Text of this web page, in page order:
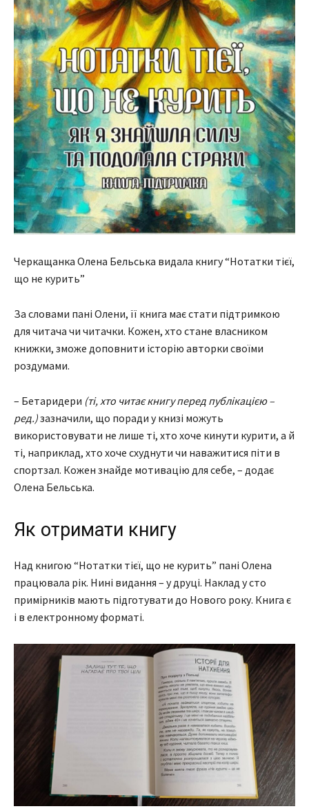
Черкащанка Олена Бельська видала книгу “Нотатки тієї,
що не курить”
За словами пані Олени, її книга має стати підтримкою
для читача чи читачки. Кожен, хто стане власником
книжки, зможе доповнити історію авторки своїми
роздумами.
– Бетаридери (ті, хто читає книгу перед публікацією –
ред.)зазначили, що поради у книзі можуть
використовувати не лише ті, хто хоче кинути курити, а й
ті, наприклад, хто хоче схуднути чи наважитися піти в
спортзал. Кожен знайде мотивацію для себе, – додає
Олена Бельська.
Як отримати книгу
Над книгою “Нотатки тієї, що не курить” пані Олена
працювала рік. Нині видання – у друці. Наклад у сто
примірників мають підготувати до Нового року. Книга є
і в електронному форматі.